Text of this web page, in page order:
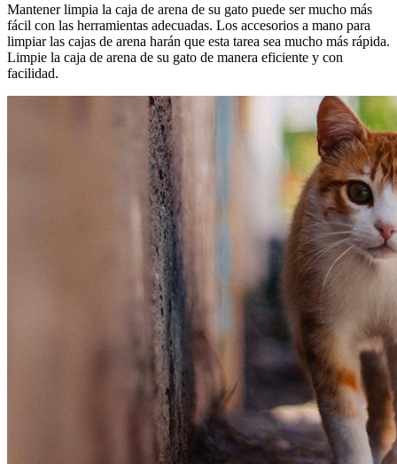
Mantener limpia la caja de arena de su gato puede ser mucho más
fácil con las herramientas adecuadas. Los accesorios a mano para
limpiar las cajas de arena harán que esta tarea sea mucho más rápida.
Limpie la caja de arena de su gato de manera eficiente y con
facilidad.